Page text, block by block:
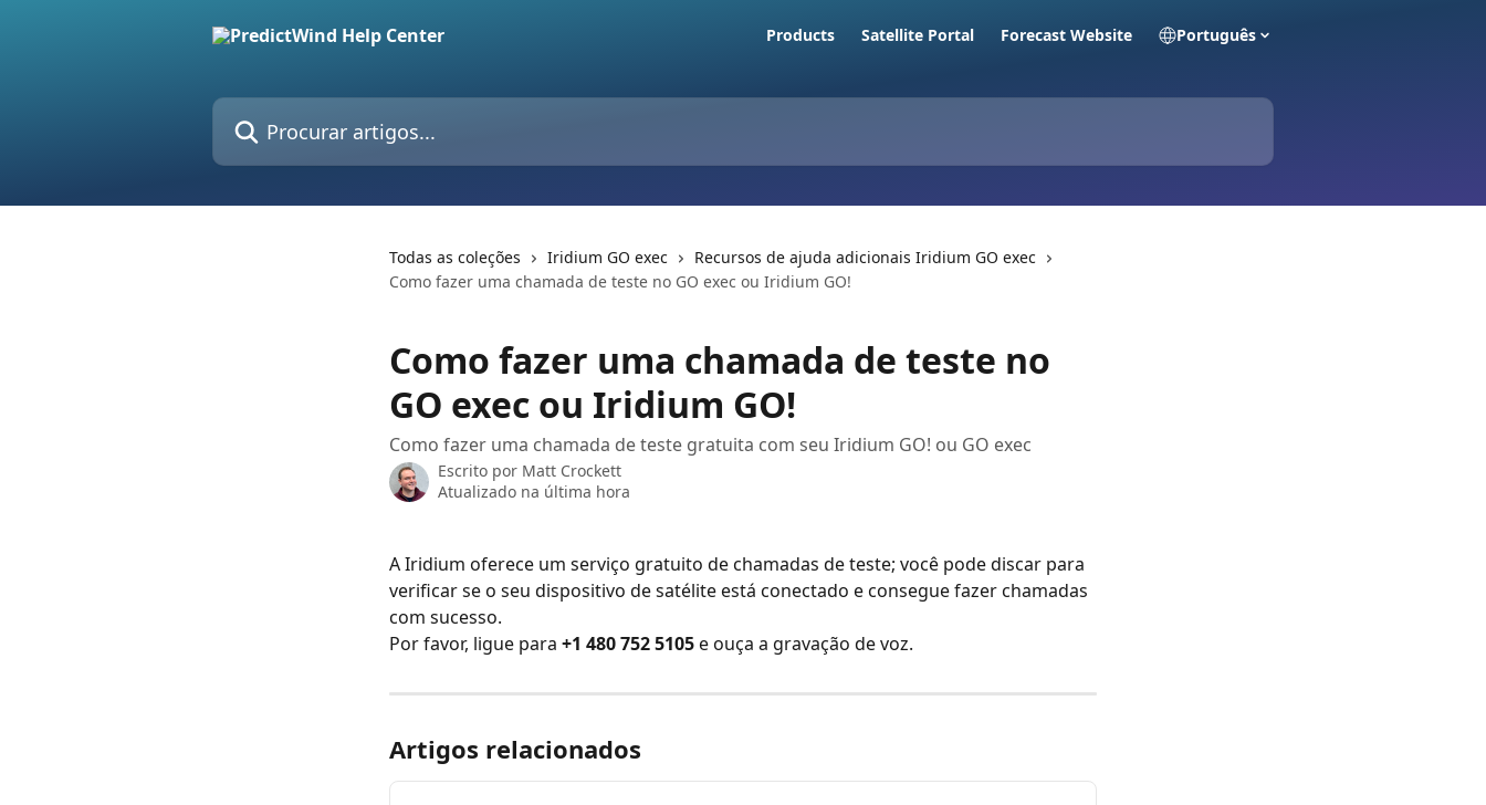
Products Satellite Portal Forecast Website Português
Procurar artigos...
Todas as coleções Iridium GO exec
Recursos de ajuda adicionais Iridium GO exec
Como fazer uma chamada de teste no GO exec ou Iridium GO!
Como fazer uma chamada de teste no
GO exec ou Iridium GO!
Como fazer uma chamada de teste gratuita com seu Iridium GO! ou GO exec
Escrito por Matt Crockett
Atualizado na última hora
A Iridium oferece um serviço gratuito de chamadas de teste; você pode discar para
verificar se o seu dispositivo de satélite está conectado e consegue fazer chamadas
com sucesso.
Por favor, ligue para +1 480 752 5105 e ouça a gravação de voz.
Artigos relacionados